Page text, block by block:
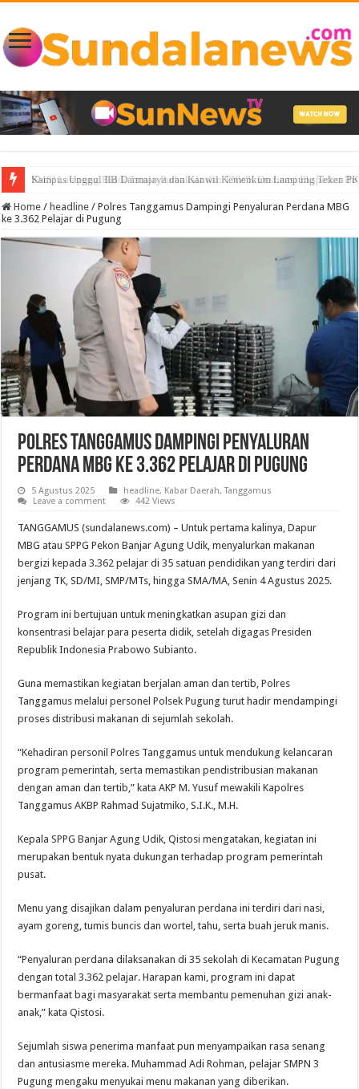
Kampus Unggul IIB Darmajaya dan Kanwil Kemenkum Lampung Teken
Home / headline / Polres Tanggamus Dampingi Penyaluran Perdana MBG
ke 3.362 Pelajar di Pugung
Polres Tanggamus Dampingi Penyaluran
Perdana MBG ke 3.362 Pelajar di Pugung
5 Agustus 2025 headline, Kabar Daerah,Tanggamus
Leave a comment
442 Views
TANGGAMUS (sundalanews.com) – Untuk pertama kalinya, Dapur
MBG atau SPPG Pekon Banjar Agung Udik, menyalurkan makanan
bergizi kepada 3.362 pelajar di 35 satuan pendidikan yang terdiri dari
jenjang TK, SD/MI, SMP/MTs, hingga SMA/MA, Senin 4 Agustus 2025.
Program ini bertujuan untuk meningkatkan asupan gizi dan
konsentrasi belajar para peserta didik, setelah digagas Presiden
Republik Indonesia Prabowo Subianto.
Guna memastikan kegiatan berjalan aman dan tertib, Polres
Tanggamus melalui personel Polsek Pugung turut hadir mendampingi
proses distribusi makanan di sejumlah sekolah.
“Kehadiran personil Polres Tanggamus untuk mendukung kelancaran
program pemerintah, serta memastikan pendistribusian makanan
dengan aman dan tertib,” kata AKP M. Yusuf mewakili Kapolres
Tanggamus AKBP Rahmad Sujatmiko, S.I.K., M.H.
Kepala SPPG Banjar Agung Udik, Qistosi mengatakan, kegiatan ini
merupakan bentuk nyata dukungan terhadap program pemerintah
pusat.
Menu yang disajikan dalam penyaluran perdana ini terdiri dari nasi,
ayam goreng, tumis buncis dan wortel, tahu, serta buah jeruk manis.
“Penyaluran perdana dilaksanakan di 35 sekolah di Kecamatan Pugung
dengan total 3.362 pelajar. Harapan kami, program ini dapat
bermanfaat bagi masyarakat serta membantu pemenuhan gizi anak-
anak,” kata Qistosi.
Sejumlah siswa penerima manfaat pun menyampaikan rasa senang
dan antusiasme mereka. Muhammad Adi Rohman, pelajar SMPN 3
Pugung mengaku menyukai menu makanan yang diberikan.